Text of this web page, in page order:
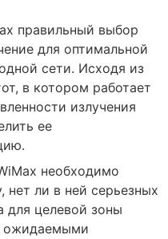
правильный выбор
для оптимальной
сети. Исходя из
в котором работает
излучения
ее
необходимо
ли в ней серьезных
для целевой зоны
ожидаемыми